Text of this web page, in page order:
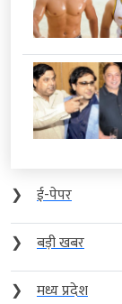
❯
ई-पेपर
❯
बड़ी खबर
❯
मध्य प्रदेश